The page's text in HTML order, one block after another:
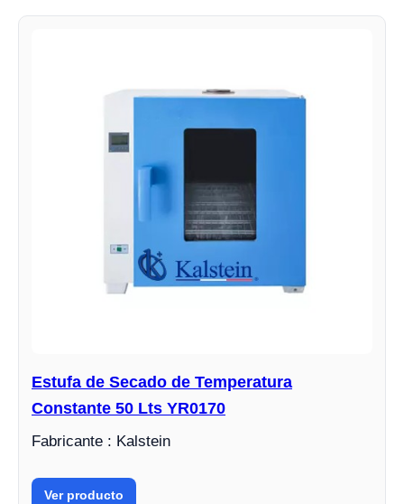
Estufa de Secado de Temperatura
Constante 50 Lts YR0170
Fabricante : Kalstein
Ver producto